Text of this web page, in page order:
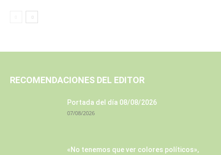
RECOMENDACIONES DEL EDITOR
Portada del día 08/08/2026
07/08/2026
«No tenemos que ver colores políticos»,